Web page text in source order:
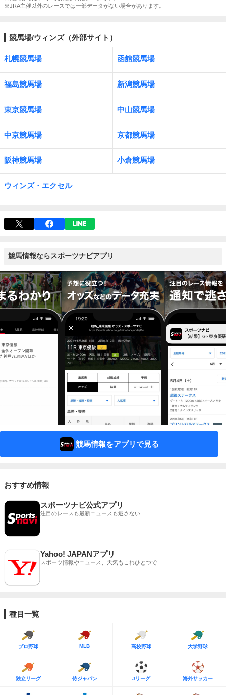
※JRA主催以外のレースでは一部データがない場合があります。
競馬場/ウィンズ（外部サイト）
札幌競馬場 函館競馬場
福島競馬場 新潟競馬場
東京競馬場 中山競馬場
中京競馬場 京都競馬場
阪神競馬場 小倉競馬場
ウィンズ・エクセル
競馬情報ならスポーツナビアプリ
競馬情報をアプリで見る
おすすめ情報
スポーツナビ公式アプリ
注目のレースも最新ニュースも逃さない
Yahoo! JAPANアプリ
スポーツ情報やニュース、天気もこれひとつで
種目一覧
プロ野球 MLB 高校野球 大学野球
独立リーグ 侍ジャパン Jリーグ 海外サッカー